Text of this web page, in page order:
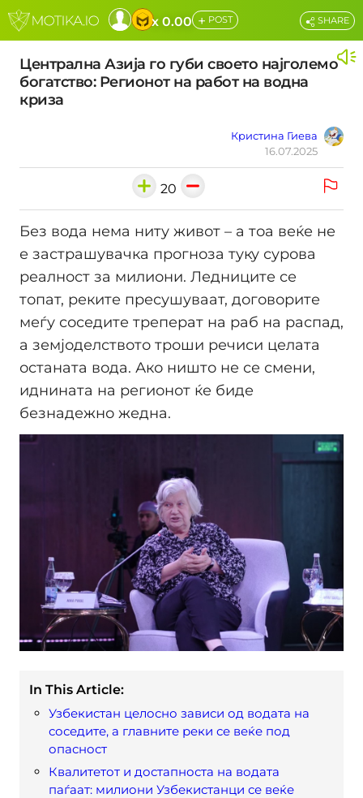
x 0.00 + POST
Централна Азија го губи своето најголемо
богатство: Регионот на работ на водна
криза
Кристина Гиева
16.07.2025
SHARE
20
Без вода нема ниту живот – а тоа веќе не
е застрашувачка прогноза туку сурова
реалност за милиони. Ледниците се
топат, реките пресушуваат, договорите
меѓу соседите треперат на раб на распад,
а земјоделството троши речиси целата
останата вода. Ако ништо не се смени,
иднината на регионот ќе биде
безнадежно жедна.
In This Article:
Узбекистан целосно зависи од водата на
соседите, а главните реки се веќе под
опасност
Квалитетот и достапноста на водата
паѓаат: милиони Узбекистанци се веќе